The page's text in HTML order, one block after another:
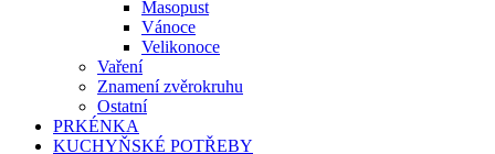
Masopust
Vánoce
Velikonoce
Vaření
Znamení zvěrokruhu
Ostatní
PRKÉNKA
KUCHYŇSKÉ POTŘEBY